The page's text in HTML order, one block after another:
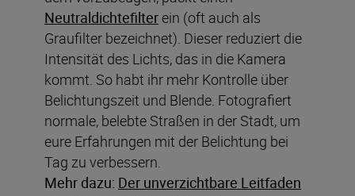
Neutraldichtefilter ein (oft auch als
Graufilter bezeichnet). Dieser reduziert die
Intensität des Lichts, das in die Kamera
kommt. So habt ihr mehr Kontrolle über
Belichtungszeit und Blende. Fotografiert
normale, belebte Straßen in der Stadt, um
eure Erfahrungen mit der Belichtung bei
Tag zu verbessern.
Mehr dazu: Der unverzichtbare Leitfaden